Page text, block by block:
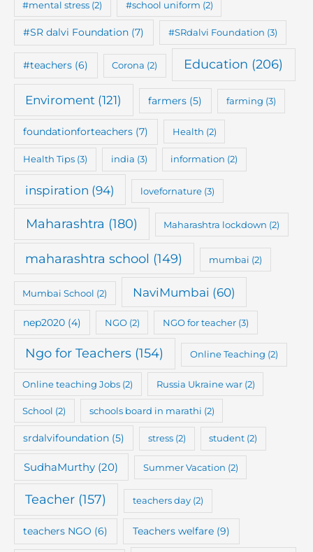
#mental stress (2) #school uniform (2)
#SR dalvi Foundation (7) #SRdalvi Foundation (3)
#teachers (6) Corona (2) Education (206)
Enviroment (121) farmers (5) farming (3)
foundationforteachers (7) Health (2)
Health Tips(3) india (3) information (2)
inspiration (94) lovefornature (3)
Maharashtra (180) Maharashtra lockdown (2)
maharashtra school (149) mumbai (2)
Mumbai School (2) NaviMumbai (60)
nep2020(4) NGO(2) NGO for teacher (3)
Ngo for Teachers (154) Online Teaching (2)
Online teaching Jobs (2) Russia Ukraine war(2)
School (2) schools board in marathi (2)
srdalvifoundation (5) stress (2) student (2)
SudhaMurthy (20) Summer Vacation (2)
Teacher (157) teachers day (2)
teachers NGO (6) Teachers welfare(9)